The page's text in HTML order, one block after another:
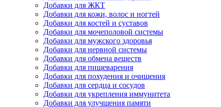
Добавки для ЖКТ
Добавки для кожи, волос и ногтей
Добавки для костей и суставов
Добавки для мочеполовой системы
Добавки для мужского здоровья
Добавки для нервной системы
Добавки для обмена веществ
Добавки для пищеварения
Добавки для похудения и очищения
Добавки для сердца и сосудов
Добавки для укрепления иммунитета
Добавки для улучшения памяти